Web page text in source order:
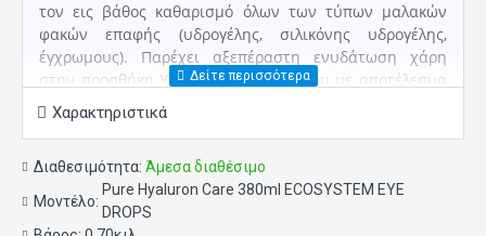
τον εις βάθος καθαρισμό όλων των τύπων μαλακών
φακών επαφής (υδρογέλης, σιλικόνης υδρογέλης,
έγχρωμους). Παρέχει αξεπέραστη ενυδάτωση χάρη
στην προσθήκη Υαλουρονικού Νατρίου με αποτέλεσμα
την αυξημένη αίσθηση άνεσης κατά την χρήση των
φακών επαφής. Κάθε συσκευασία περιέχει μία
Συσκευασία των 380ml
Οι οφθαλμικές σταγόνες
Χαρακτηριστικά
Διαθεσιμότητα: Άμεσα διαθέσιμο
Μοντέλο:
Pure Hyaluron Care 380ml ECOSYSTEM EYE
DROPS